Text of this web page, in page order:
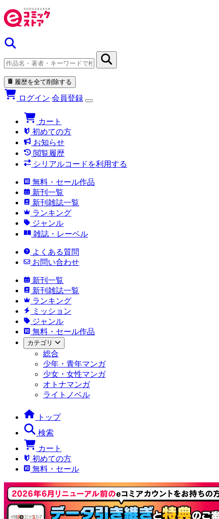
履歴を全て削除する
ログイン 会員登録
カート
初めての方
お知らせ
閲覧履歴
シリアルコードを利用する
無料・セール作品
新刊一覧
新刊雑誌一覧
ランキング
ジャンル
雑誌・レーベル
よくある質問
お問い合わせ
新刊一覧
新刊雑誌一覧
ランキング
ミッション
ジャンル
無料・セール作品
カテゴリ
総合
少年・青年マンガ
少女・女性マンガ
オトナマンガ
ライトノベル
トップ
検索
カート
初めての方
無料・セール